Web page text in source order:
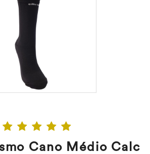
Cano Médio Calc